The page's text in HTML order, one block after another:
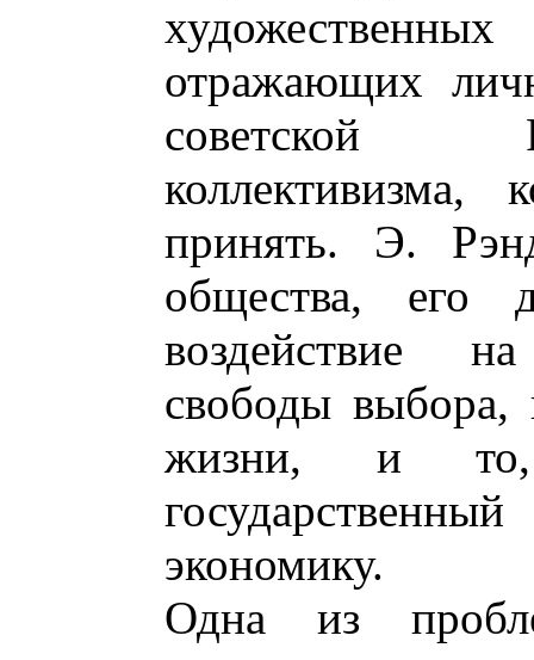
отражающих
советской
принять. Э.
общества, его
воздействие
свободы выбора,
жизни, и то,
экономику.
Одна из